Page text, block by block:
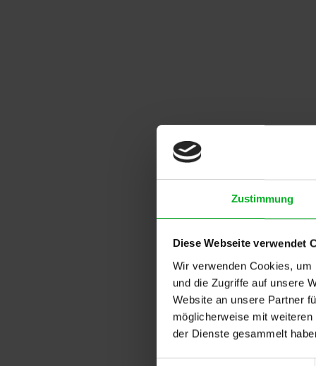
Zustimmung
Diese Webseite verwendet
Wir verwenden Cookies,
und die Zugriffe auf unsere
Website an unsere Partner
möglicherweise mit
der Dienste gesammelt